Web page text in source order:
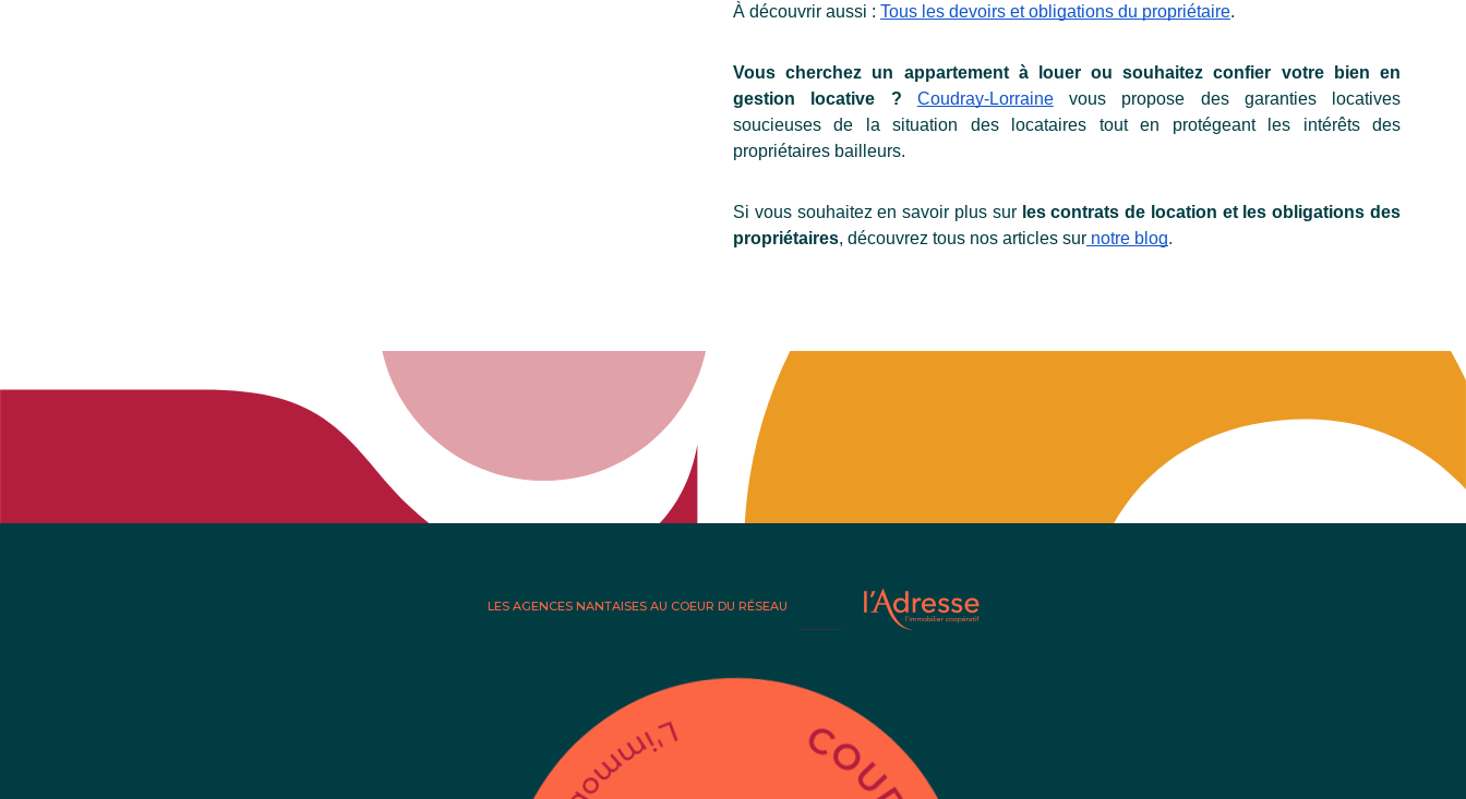
À découvrir aussi : Tous les devoirs et obligations du propriétaire.
Vous cherchez un appartement à louer ou souhaitez confier votre bien en
gestion locative ?
Coudray-Lorraine vous propose des garanties locatives
soucieuses de la situation des locataires tout en protégeant les intérêts des
propriétaires bailleurs.
Si vous souhaitez en savoir plus sur les contrats de location et les obligations des
propriétaires, découvrez tous nos articles sur notre blog.
LES AGENCES NANTAISES AU COEUR DU RÉSEAU